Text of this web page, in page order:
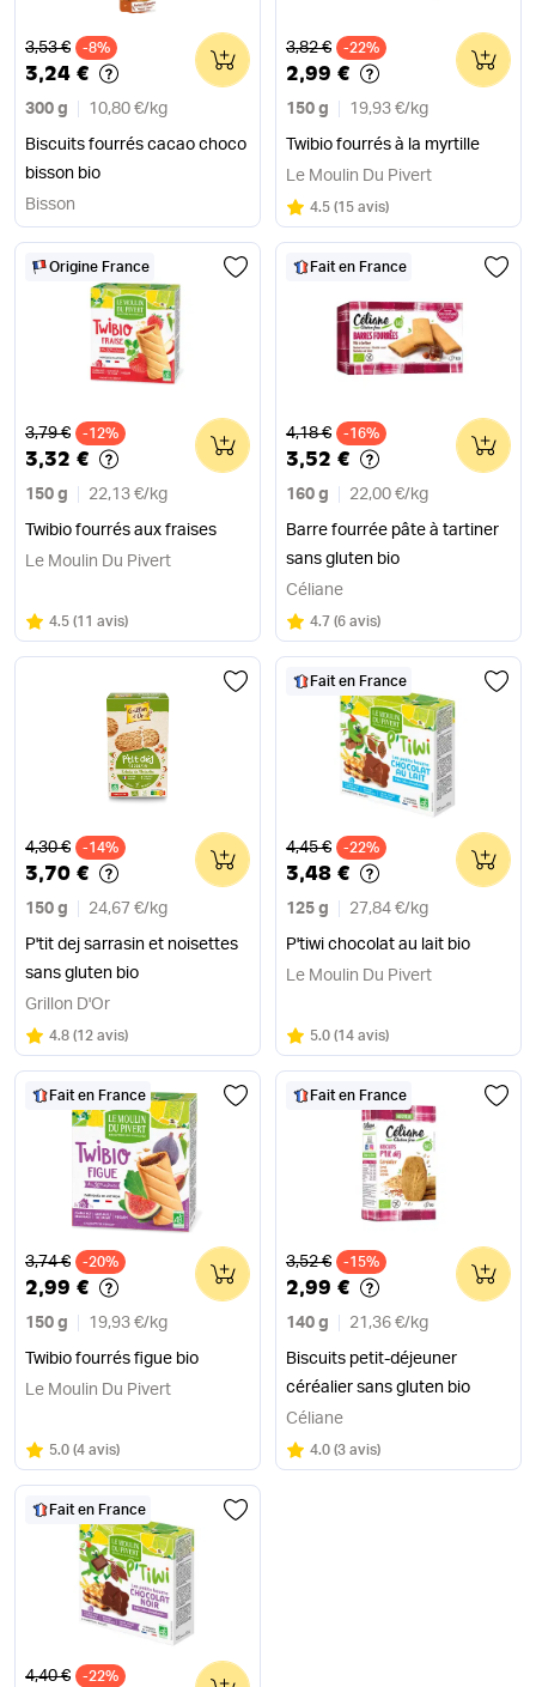
Ancien prix
3,53 € -8%
3,24 €
300 g 10,80 €/ kg
Biscuits fourrés cacao choco
bisson bio
0
Bisson
Ancien prix
3,82 € -22%
2,99 €
150 g 19,93 €/ kg
Twibio fourrés à la myrtille
0
Le Moulin Du Pivert
Note
4.5 sur 5
(15 avis)
Origine France
Ancien prix
3,79 € -12%
3,32 €
150 g 22,13 €/ kg
Twibio fourrés aux fraises
0
Le Moulin Du Pivert
Note
4.5 sur 5
(11 avis)
Fait en France
Ancien prix
4,18 € -16%
3,52 €
160 g 22,00 €/ kg
Barre fourrée pâte à tartiner
sans gluten bio
0
Céliane
Note
4.7 sur 5
(6 avis)
Ancien prix
4,30 € -14%
3,70 €
150 g 24,67 €/ kg
P'tit dej sarrasin et noisettes
sans gluten bio
0
Grillon D'Or
Note
4.8 sur 5
(12 avis)
Fait en France
Ancien prix
4,45 € -22%
3,48 €
125 g 27,84 €/ kg
P'tiwi chocolat au lait bio
0
Le Moulin Du Pivert
Note
5.0 sur 5
(14 avis)
Fait en France
Ancien prix
3,74 € -20%
2,99 €
150 g 19,93 €/ kg
Twibio fourrés figue bio
0
Le Moulin Du Pivert
Note
5.0 sur 5
(4 avis)
Fait en France
Ancien prix
3,52 € -15%
2,99 €
140 g 21,36 €/ kg
Biscuits petit-déjeuner
céréalier sans gluten bio
0
Céliane
Note
4.0 sur 5
(3 avis)
Fait en France
Ancien prix
4,40 € -22% 0